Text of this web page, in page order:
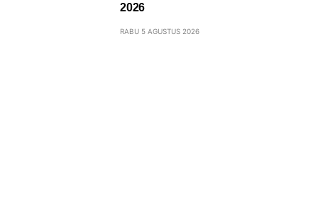
2026
RABU 5 AGUSTUS 2026